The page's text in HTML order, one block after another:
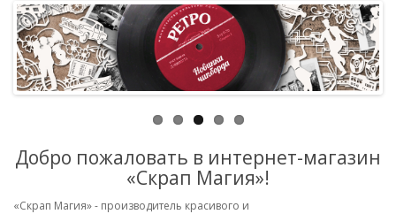
Добро пожаловать в интернет-магазин
«Скрап Магия»!
«Скрап Магия» - производитель красивого и